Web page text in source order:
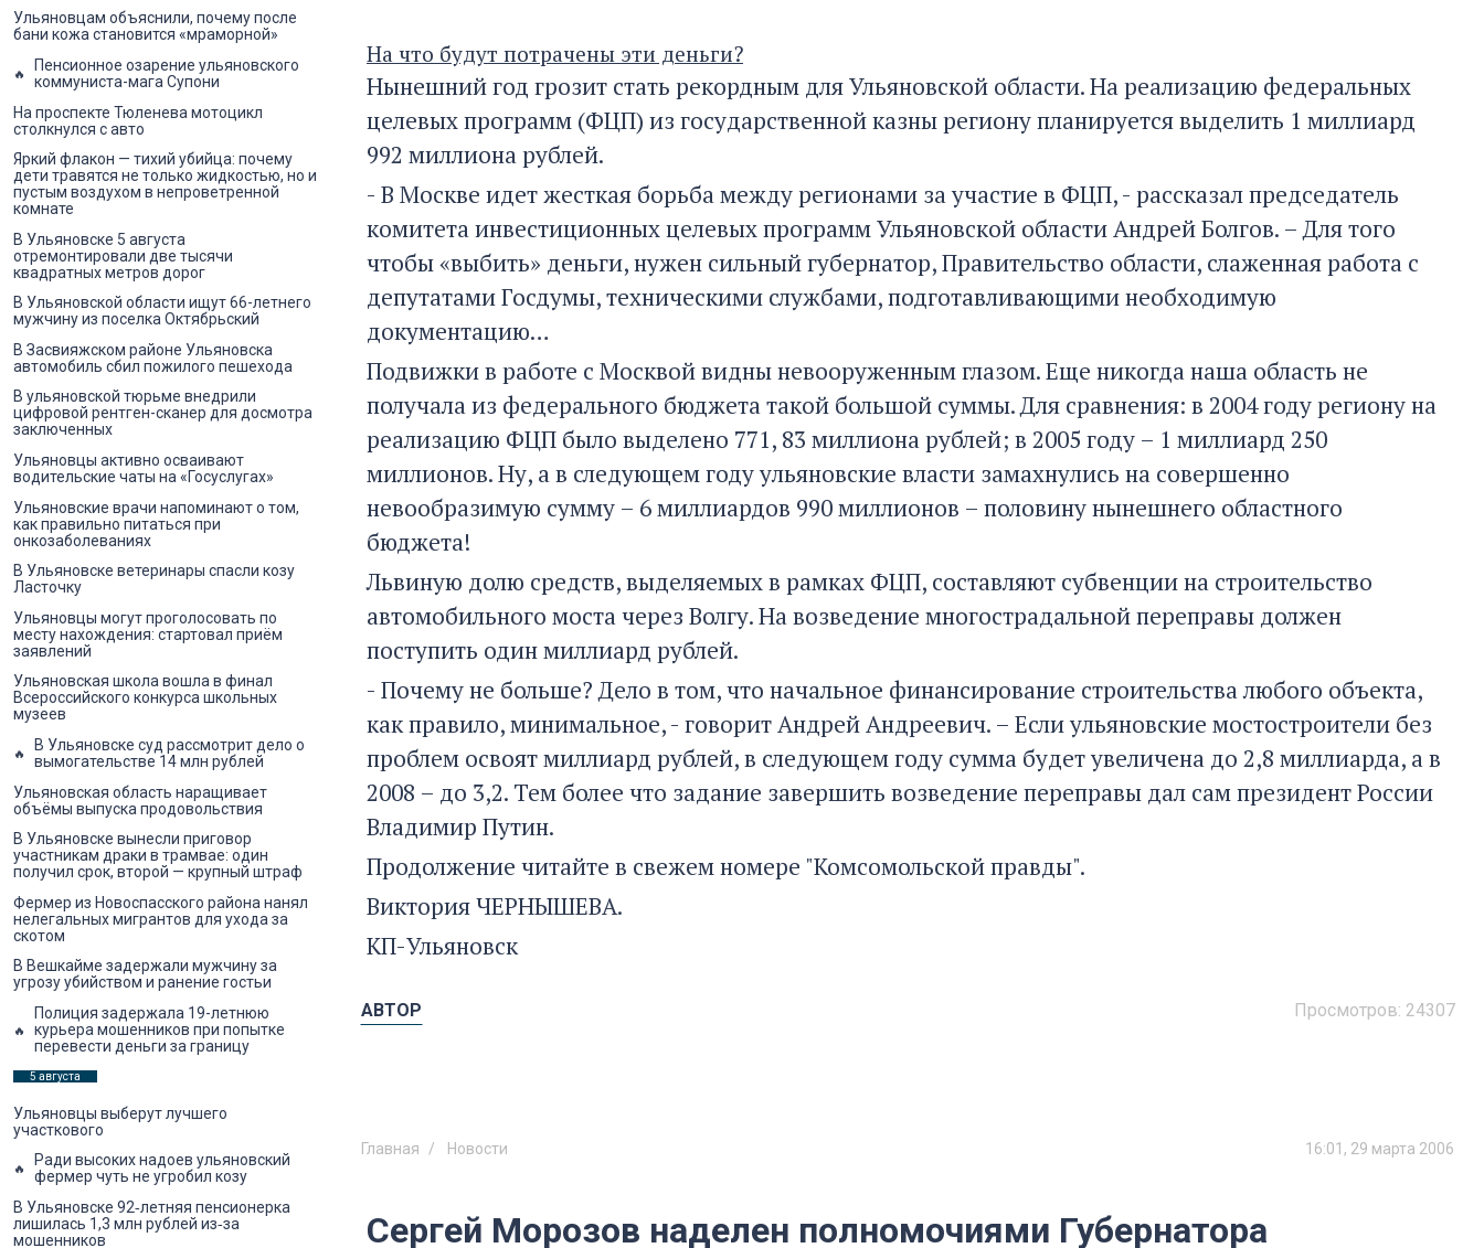
На что будут потрачены эти деньги?
Нынешний год грозит стать рекордным для Ульяновской области. На реализацию федеральных
целевых программ (ФЦП) из государственной казны региону планируется выделить 1 миллиард
992 миллиона рублей.
- В Москве идет жесткая борьба между регионами за участие в ФЦП, - рассказал председатель
комитета инвестиционных целевых программ Ульяновской области Андрей Болгов. – Для того
чтобы «выбить» деньги, нужен сильный губернатор, Правительство области, слаженная работа с
депутатами Госдумы, техническими службами, подготавливающими необходимую
документацию…
Подвижки в работе с Москвой видны невооруженным глазом. Еще никогда наша область не
получала из федерального бюджета такой большой суммы. Для сравнения: в 2004 году региону на
реализацию ФЦП было выделено 771, 83 миллиона рублей; в 2005 году – 1 миллиард 250
миллионов. Ну, а в следующем году ульяновские власти замахнулись на совершенно
невообразимую сумму – 6 миллиардов 990 миллионов – половину нынешнего областного
бюджета!
Львиную долю средств, выделяемых в рамках ФЦП, составляют субвенции на строительство
автомобильного моста через Волгу. На возведение многострадальной переправы должен
поступить один миллиард рублей.
- Почему не больше? Дело в том, что начальное финансирование строительства любого объекта,
как правило, минимальное, - говорит Андрей Андреевич. – Если ульяновские мостостроители без
проблем освоят миллиард рублей, в следующем году сумма будет увеличена до 2,8 миллиарда, а в
2008 – до 3,2. Тем более что задание завершить возведение переправы дал сам президент России
Владимир Путин.
Продолжение читайте в свежем номере "Комсомольской правды".
Виктория ЧЕРНЫШЕВА.
КП-Ульяновск
Просмотров: 24307
АВТОР
Главная Новости 16:01, 29 марта 2006
Сергей Морозов наделен полномочиями Губернатора
Ульяновцам объяснили, почему после
бани кожа становится «мраморной»
Пенсионное озарение ульяновского
коммуниста-мага Супони
На проспекте Тюленева мотоцикл
столкнулся с авто
Яркий флакон — тихий убийца: почему
дети травятся не только жидкостью, но и
пустым воздухом в непроветренной
комнате
В Ульяновске 5 августа
отремонтировали две тысячи
квадратных метров дорог
В Ульяновской области ищут 66-летнего
мужчину из поселка Октябрьский
В Засвияжском районе Ульяновска
автомобиль сбил пожилого пешехода
В ульяновской тюрьме внедрили
цифровой рентген-сканер для досмотра
заключенных
Ульяновцы активно осваивают
водительские чаты на «Госуслугах»
Ульяновские врачи напоминают о том,
как правильно питаться при
онкозаболеваниях
В Ульяновске ветеринары спасли козу
Ласточку
Ульяновцы могут проголосовать по
месту нахождения: стартовал приём
заявлений
Ульяновская школа вошла в финал
Всероссийского конкурса школьных
музеев
В Ульяновске суд рассмотрит дело о
вымогательстве 14 млн рублей
Ульяновская область наращивает
объёмы выпуска продовольствия
В Ульяновске вынесли приговор
участникам драки в трамвае: один
получил срок, второй — крупный штраф
Фермер из Новоспасского района нанял
нелегальных мигрантов для ухода за
скотом
В Вешкайме задержали мужчину за
угрозу убийством и ранение гостьи
Полиция задержала 19-летнюю
курьера мошенников при попытке
перевести деньги за границу
5 августа
Ульяновцы выберут лучшего
участкового
Ради высоких надоев ульяновский
фермер чуть не угробил козу
В Ульяновске 92‑летняя пенсионерка
лишилась 1,3 млн рублей из‑за
мошенников